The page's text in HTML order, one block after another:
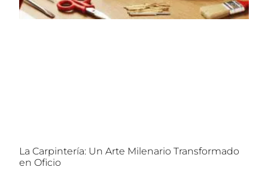
La Carpintería: Un Arte Milenario Transformado
en Oficio